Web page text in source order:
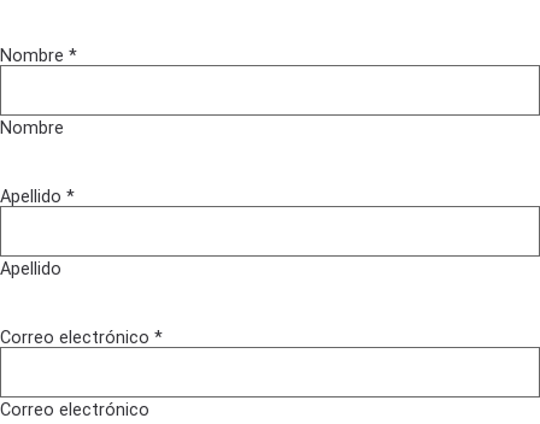
Nombre *
Nombre
Apellido *
Apellido
Correo electrónico *
Correo electrónico